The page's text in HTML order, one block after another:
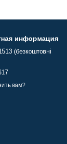
информация
(безкоштовні
вам?